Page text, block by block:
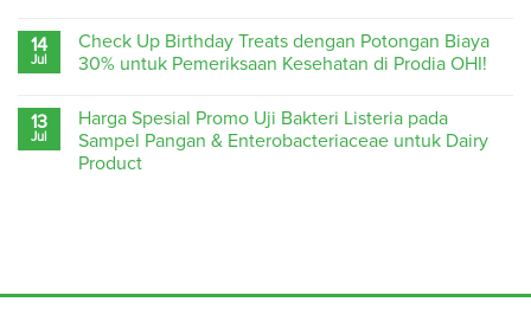
14
Jul
Check Up Birthday Treats dengan Potongan Biaya
30% untuk Pemeriksaan Kesehatan di Prodia OHI!
13
Jul
Harga Spesial Promo Uji Bakteri Listeria pada
Sampel Pangan & Enterobacteriaceae untuk Dairy
Product